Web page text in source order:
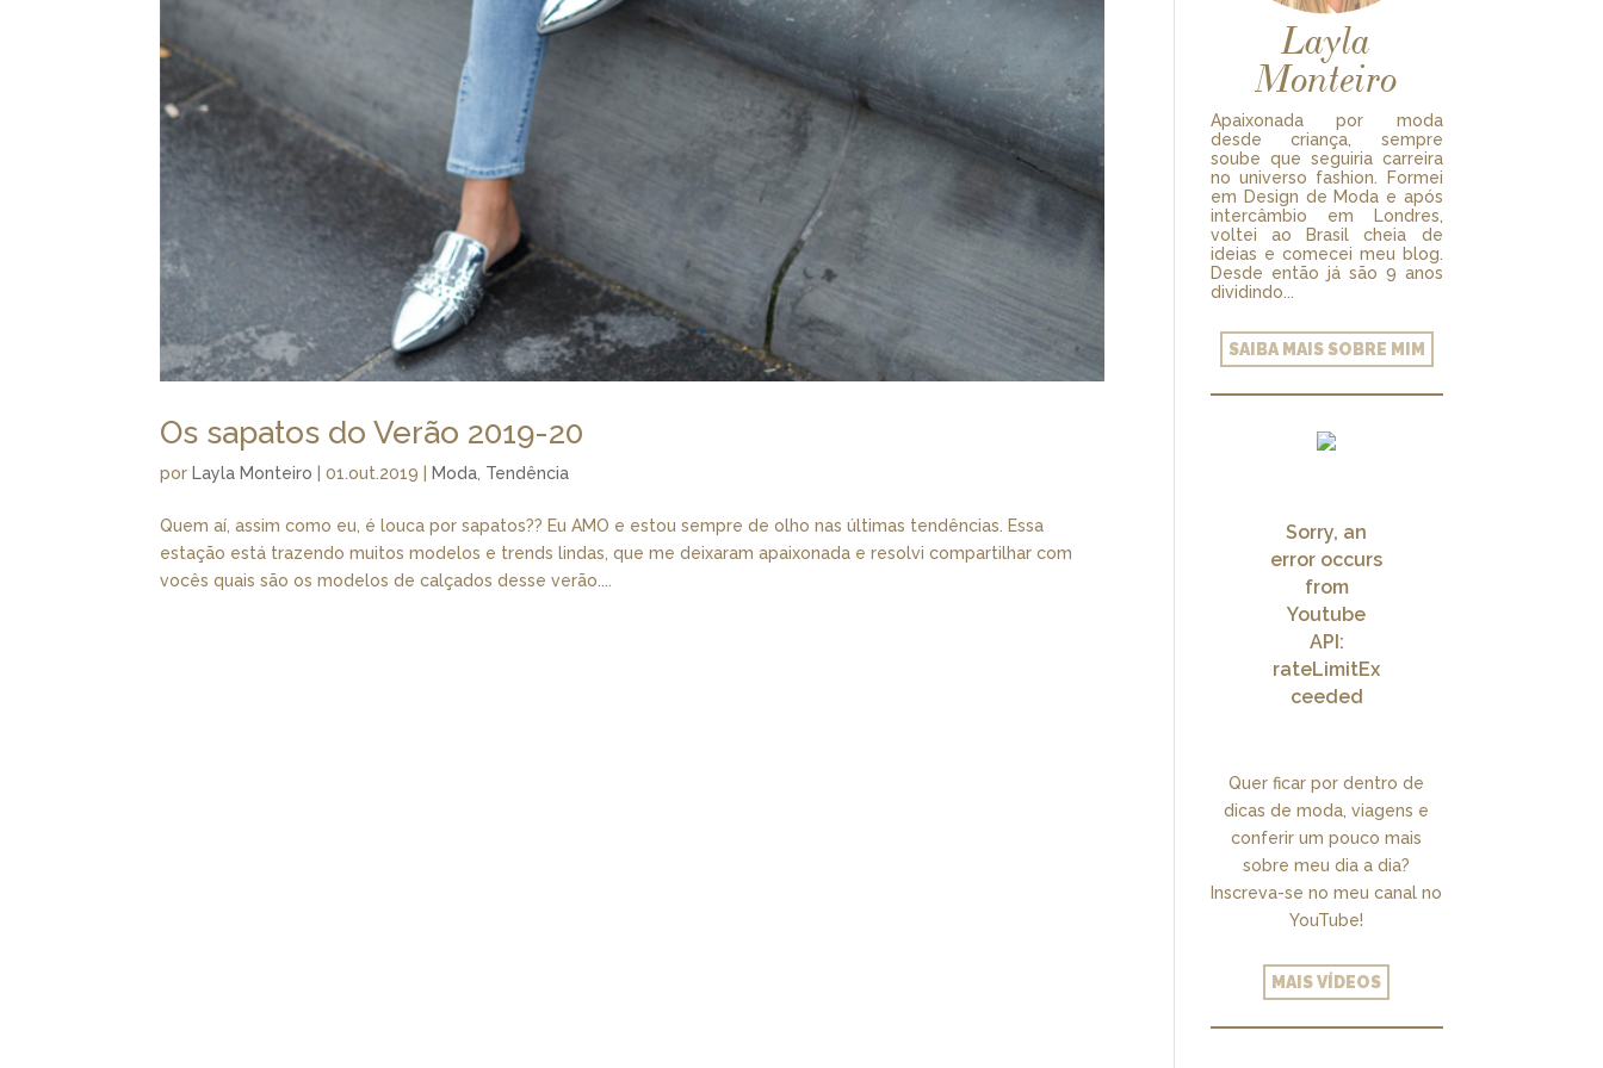
Os sapatos do Verão 2019-20
porLayla Monteiro |01.out.2019 |Moda, Tendência
Quem aí, assim como eu, é louca por sapatos?? Eu AMO e estou sempre de olho nas últimas tendências. Essa
estação está trazendo muitos modelos e trends lindas, que me deixaram apaixonada e resolvi compartilhar com
vocês quais são os modelos de calçados desse verão....
Layla
Monteiro
Apaixonada por moda
desde criança, sempre
soube que seguiria carreira
no universo fashion. Formei
em Design de Moda e após
intercâmbio em Londres,
voltei ao Brasil cheia de
ideias e comecei meu blog.
Desde então já são 9 anos
dividindo...
SAIBA MAIS SOBRE MIM
Sorry, an
error occurs
from
Youtube
API:
rateLimitEx
ceeded
Quer ficar por dentro de
dicas de moda, viagens e
conferir um pouco mais
sobre meu dia a dia?
Inscreva-se no meu canal no
YouTube!
MAIS VÍDEOS